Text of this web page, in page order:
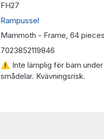
FH27
Rampussel
Mammoth - Frame, 64 pieces
7023852119846
⚠ Inte lämplig för barn under
smådelar. Kvävningsrisk.